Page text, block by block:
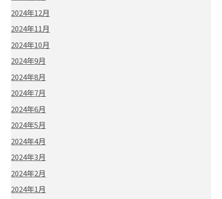
2024年12月
2024年11月
2024年10月
2024年9月
2024年8月
2024年7月
2024年6月
2024年5月
2024年4月
2024年3月
2024年2月
2024年1月